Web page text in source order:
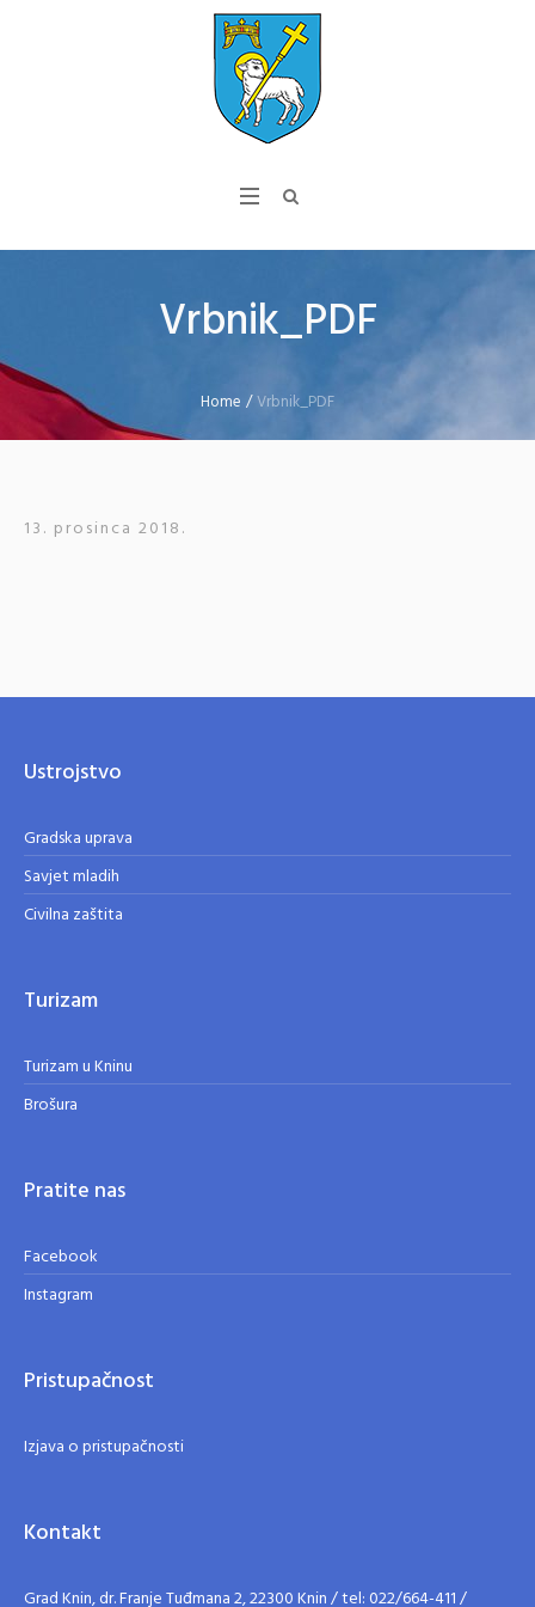
Vrbnik_PDF
Home /Vrbnik_PDF
13. prosinca 2018.
Ustrojstvo
Gradska uprava
Savjet mladih
Civilna zaštita
Turizam
Turizam u Kninu
Brošura
Pratite nas
Facebook
Instagram
Pristupačnost
Izjava o pristupačnosti
Kontakt
Grad Knin, dr. Franje Tuđmana 2, 22300 Knin / tel: 022/664-411 /